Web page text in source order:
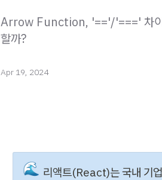
Arrow Function, '=='/'===' 차이,
할까?
Apr 19, 2024
🌊 리액트(React)는 국내 기